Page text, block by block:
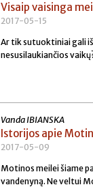
Visaip vaisinga
2017-05-15
Ar tik sutuoktiniai gali
nesusilaukiančios
Vanda IBIANSKA
Istorijos apie
2017-05-09
Motinos meilei šiame
vandenyną. Ne veltui